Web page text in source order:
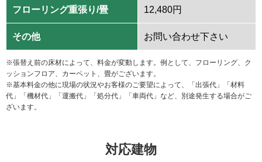
フローリング重張り/畳 12,480円
その他 お問い合わせ下さい
※張替え前の床材によって、料金が変動します。例として、フローリング、ク
ッションフロア、カーペット、畳がございます。
※基本料金の他に現場の状況やお客様のご要望によって、「出張代」「材料
代」「機材代」「運搬代」「処分代」「車両代」など、別途発生する場合がご
ざいます。
対応建物